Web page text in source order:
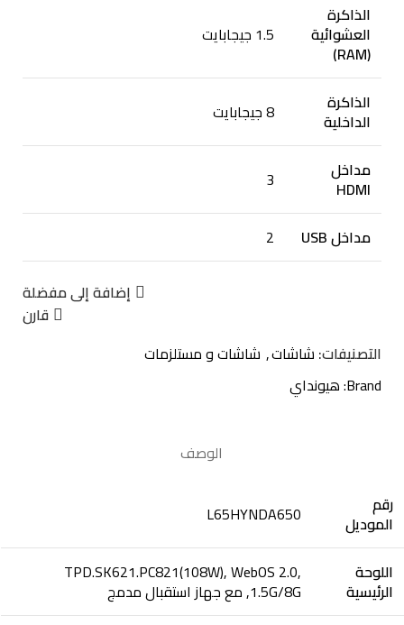
الذاكرة
العشوائية
(RAM)
1.5 جيجابايت
الذاكرة
الداخلية 8 جيجابايت
مداخل
HDMI
3
مداخل USB 2
إضافة إلى مفضلة
قارن
التصنيفات: شاشات, شاشات و مستلزمات
Brand: هيونداي
الوصف
رقم
الموديل L65HYNDA650
اللوحة
الرئيسية
TPD.SK621.PC821(108W), WebOS 2.0,
1.5G/8G, مع جهاز استقبال مدمج